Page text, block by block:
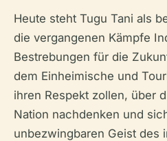
Heute steht Tugu Tani als
die vergangenen Kämpfe
Bestrebungen für die
dem Einheimische und
ihren Respekt zollen, über
Nation nachdenken und
unbezwingbaren Geist des